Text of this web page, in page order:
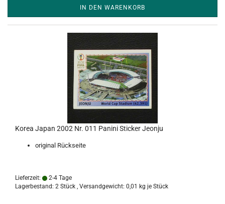
IN DEN WARENKORB
Korea Japan 2002 Nr. 011 Panini Sticker Jeonju
original Rückseite
Lieferzeit:
2-4 Tage
Lagerbestand: 2 Stück , Versandgewicht: 0,01 kg je Stück